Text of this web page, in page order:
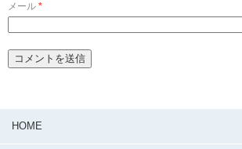
メール *
HOME